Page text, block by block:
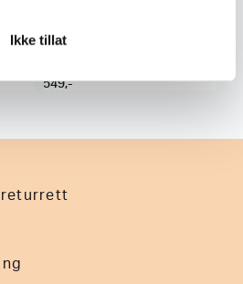
Ikke tillatFjällräven Canvas Belt
549,-
returrett